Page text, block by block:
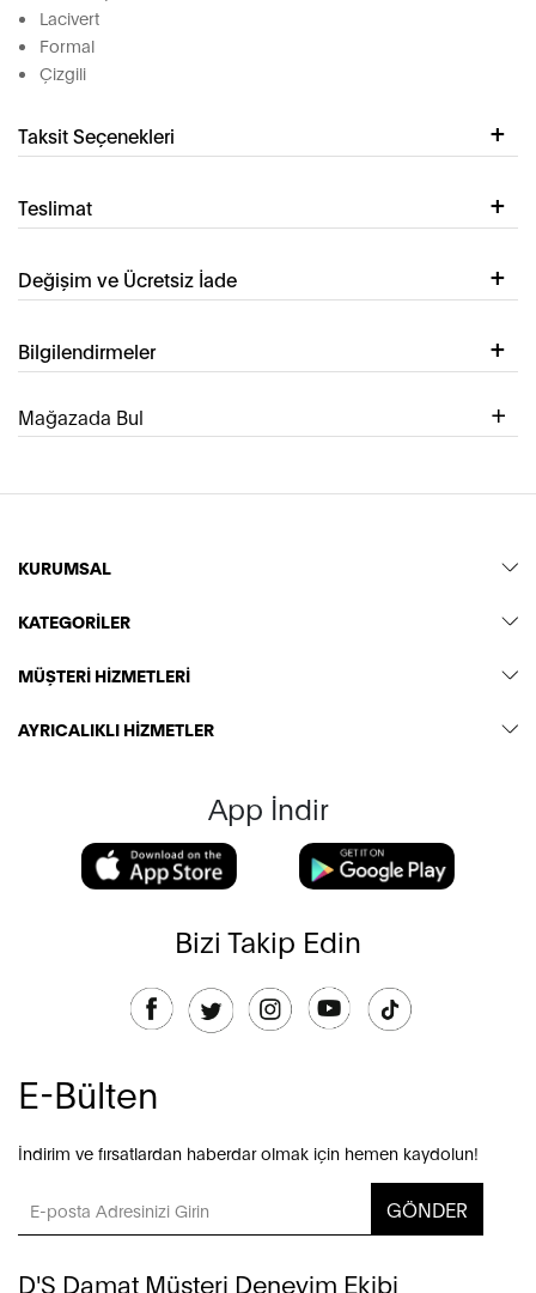
Lacivert
Formal
Çizgili
Taksit Seçenekleri
Teslimat
Değişim ve Ücretsiz İade
Bilgilendirmeler
Mağazada Bul
KURUMSAL
KATEGORİLER
MÜŞTERİ HİZMETLERİ
AYRICALIKLI HİZMETLER
App İndir
Bizi Takip Edin
E-Bülten
İndirim ve fırsatlardan haberdar olmak için hemen kaydolun!
GÖNDER
D'S Damat Müşteri Deneyim Ekibi